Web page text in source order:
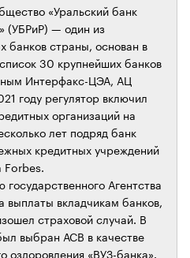
«Уральский банк
(УБРиР) — один из
банков страны, основан в
30 крупнейших банков
Интерфакс-ЦЭА, АЦ
году регулятор включил
организаций на
лет подряд банк
кредитных учреждений
Forbes.
Агентства
выплаты вкладчикам банков,
страховой случай. В
выбран АСВ в качестве
оздоровления «ВУЗ-банка».